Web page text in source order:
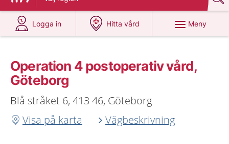
Logga in
på 1177.se
Hitta vård
på 1177.se
Meny
Operation 4 postoperativ vård,
Göteborg
Blå stråket 6, 413 46, Göteborg
Visa på karta
Vägbeskrivning